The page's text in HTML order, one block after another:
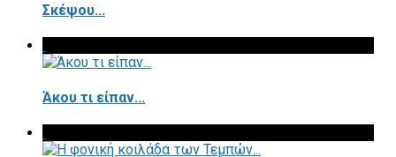
Σκέψου...
Άκου τι είπαν...